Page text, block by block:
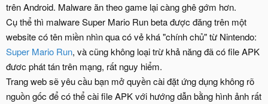
trên Android. Malware ăn theo game lại càng ghê gớm hơn.
Cụ thể thì malware Super Mario Run beta được đăng trên một
website có tên miền nhìn qua có vẻ khá "chính chủ" từ Nintendo:
Super Mario Run, và cũng không loại trừ khả năng đã có file APK
đươc phát tán trên mạng, rất nguy hiểm.
Trang web sẽ yêu cầu bạn mở quyền cài đặt ứng dụng không rõ
nguồn gốc để có thể cài file APK với hướng dẫn bằng hình ảnh rất